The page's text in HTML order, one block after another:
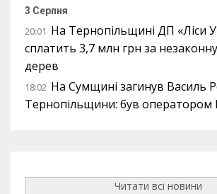
3 Серпня
20:01 На Тернопільщині ДП «Ліси
сплатить 3,7 млн грн за
дерев
18:02 На Сумщині загинув Василь
Тернопільщини: був оператором
Читати всі новини